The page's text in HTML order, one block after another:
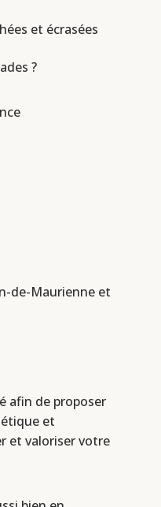
et écrasées
?
de-Maurienne et
afin de proposer
et
et valoriser votre